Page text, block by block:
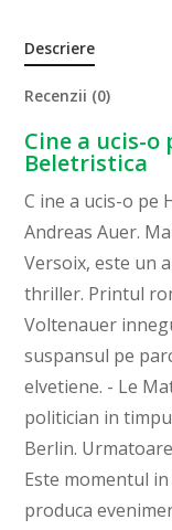
Descriere
Recenzii (0)
Cine a ucis-o
Beletristica
C ine a ucis-o pe
Andreas Auer.
Versoix, este un
thriller. Printul
Voltenauer
suspansul pe
elvetiene. - Le
politician in
Berlin.
Este momentul
produca